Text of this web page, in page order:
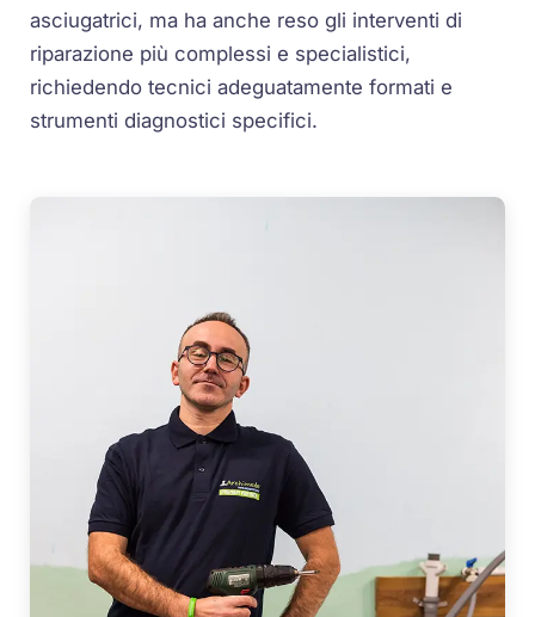
asciugatrici, ma ha anche reso gli interventi di
riparazione più complessi e specialistici,
richiedendo tecnici adeguatamente formati e
strumenti diagnostici specifici.